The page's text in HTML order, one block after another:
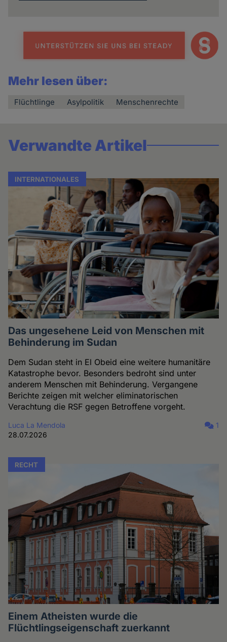
Mehr lesen über:
Flüchtlinge Asylpolitik Menschenrechte
Verwandte Artikel
INTERNATIONALES
Das ungesehene Leid von Menschen mit
Behinderung im Sudan
Dem Sudan steht in El Obeid eine weitere humanitäre
Katastrophe bevor. Besonders bedroht sind unter
anderem Menschen mit Behinderung. Vergangene
Berichte zeigen mit welcher eliminatorischen
Verachtung die RSF gegen Betroffene vorgeht.
Luca La Mendola
28.07.2026
1
RECHT
Einem Atheisten wurde die
Flüchtlingseigenschaft zuerkannt